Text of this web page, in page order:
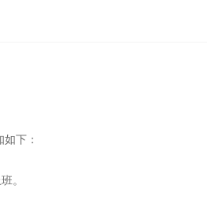
下：
。